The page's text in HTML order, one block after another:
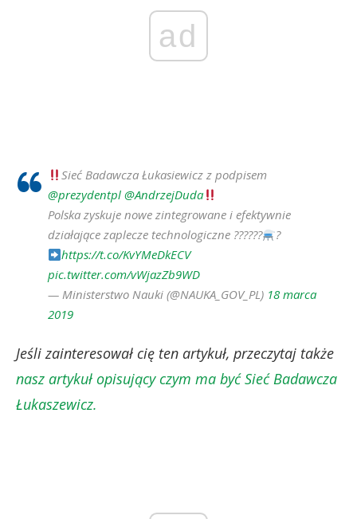
ad
Sieć Badawcza Łukasiewicz z podpisem
@prezydentpl @AndrzejDuda
Polska zyskuje nowe zintegrowane i efektywnie
działające zaplecze technologiczne ?‍??‍???
?
https://t.co/KvYMeDkECV
pic.twitter.com/vWjazZb9WD
— Ministerstwo Nauki (@NAUKA_GOV_PL) 18 marca
2019
Jeśli zainteresował cię ten artykuł, przeczytaj także
nasz artykuł opisujący czym ma być Sieć Badawcza
Łukaszewicz.